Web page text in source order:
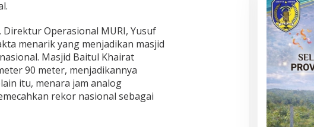
Operasional MURI, Yusuf
menarik yang menjadikan masjid
Masjid Baitul Khairat
90 meter, menjadikannya
itu, menara jam analog
rekor nasional sebagai